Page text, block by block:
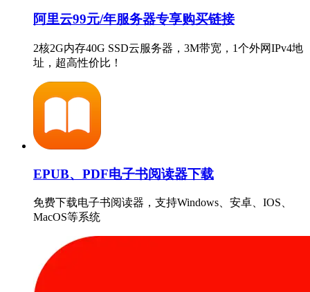
阿里云99元/年服务器专享购买链接
2核2G内存40G SSD云服务器，3M带宽，1个外网IPv4地
址，超高性价比！
EPUB、PDF电子书阅读器下载
免费下载电子书阅读器，支持Windows、安卓、IOS、
MacOS等系统